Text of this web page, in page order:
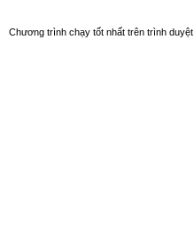
Chương trình chạy tốt nhất trên trình